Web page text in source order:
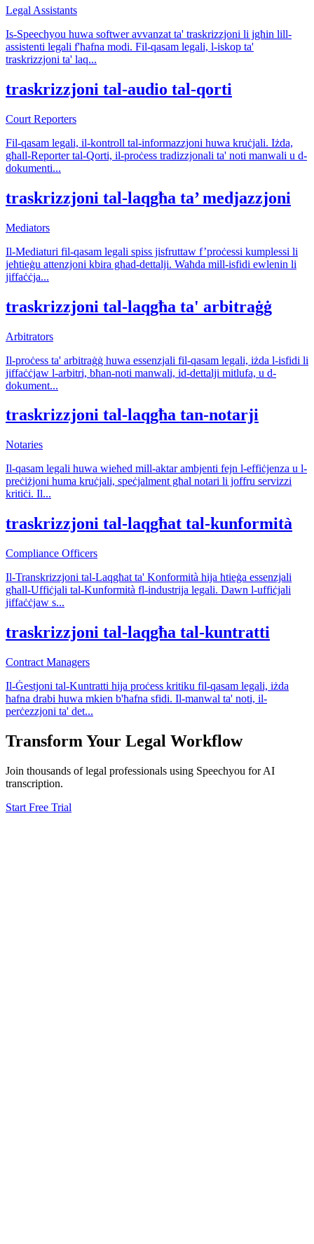
Legal Assistants
Is-Speechyou huwa softwer avvanzat ta' traskrizzjoni li jgħin lill-
assistenti legali f'ħafna modi. Fil-qasam legali, l-iskop ta'
traskrizzjoni ta' laq...
traskrizzjoni tal-audio tal-qorti
Court Reporters
Fil-qasam legali, il-kontroll tal-informazzjoni huwa kruċjali. Iżda,
għall-Reporter tal-Qorti, il-proċess tradizzjonali ta' noti manwali u d-
dokumenti...
traskrizzjoni tal-laqgħa ta’ medjazzjoni
Mediators
Il-Mediaturi fil-qasam legali spiss jisfruttaw f’proċessi kumplessi li
jeħtieġu attenzjoni kbira għad-dettalji. Waħda mill-isfidi ewlenin li
jiffaċċja...
traskrizzjoni tal-laqgħa ta' arbitraġġ
Arbitrators
Il-proċess ta' arbitraġġ huwa essenzjali fil-qasam legali, iżda l-isfidi li
jiffaċċjaw l-arbitri, bħan-noti manwali, id-dettalji mitlufa, u d-
dokument...
traskrizzjoni tal-laqgħa tan-notarji
Notaries
Il-qasam legali huwa wieħed mill-aktar ambjenti fejn l-effiċjenza u l-
preċiżjoni huma kruċjali, speċjalment għal notari li joffru servizzi
kritiċi. Il...
traskrizzjoni tal-laqgħat tal-kunformità
Compliance Officers
Il-Transkrizzjoni tal-Laqgħat ta' Konformità hija ħtieġa essenzjali
għall-Uffiċjali tal-Kunformità fl-industrija legali. Dawn l-uffiċjali
jiffaċċjaw s...
traskrizzjoni tal-laqgħa tal-kuntratti
Contract Managers
Il-Ġestjoni tal-Kuntratti hija proċess kritiku fil-qasam legali, iżda
ħafna drabi huwa mkien b'ħafna sfidi. Il-manwal ta' noti, il-
perċezzjoni ta' det...
Transform Your Legal Workflow
Join thousands oflegal professionals using Speechyou for AI
transcription.
Start Free Trial